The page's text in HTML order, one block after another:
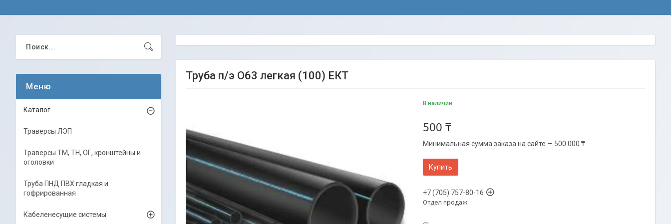
Труба п/э O63 легкая (100) ЕКТ
В наличии
500 ₸
Минимальная сумма заказа на сайте — 500 000 ₸
Купить
+7 (705) 757-80-16
Отдел продаж
Каталог
Траверсы ЛЭП
Траверсы ТМ, ТН, ОГ, кронштейны и
оголовки
Труба ПНД ПВХ гладкая и
гофрированная
Кабеленесущие системы